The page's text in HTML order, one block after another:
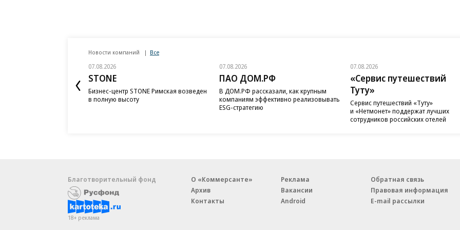
Новости компаний Все
07.08.2026
STONE
Бизнес-центр STONE Римская возведен
в полную высоту
07.08.2026
ПАО ДОМ.РФ
В ДОМ.РФ рассказали, как крупным
компаниям эффективно реализовывать
ESG-стратегию
07.08.2026
«Сервис путешествий
Туту»
Сервис путешествий «Туту»
и «Нетмонет» поддержат лучших
сотрудников российских отелей
Благотворительный фонд
18+ реклама
О «Коммерсанте»
Архив
Контакты
Реклама
Вакансии
Android
Обратная связь
Правовая информация
E-mail рассылки